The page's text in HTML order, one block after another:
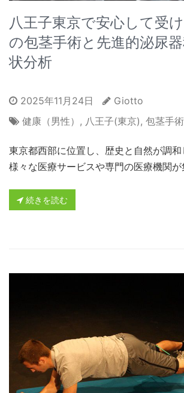
八王子東京で安心して受
の包茎手術と先進的泌尿
状分析
2025年11月24日
Giotto
健康（男性） , 八王子(東京) , 包茎手術
東京都西部に位置し、歴史と自然が調和
様々な医療サービスや専門の医療機関が
続きを読む